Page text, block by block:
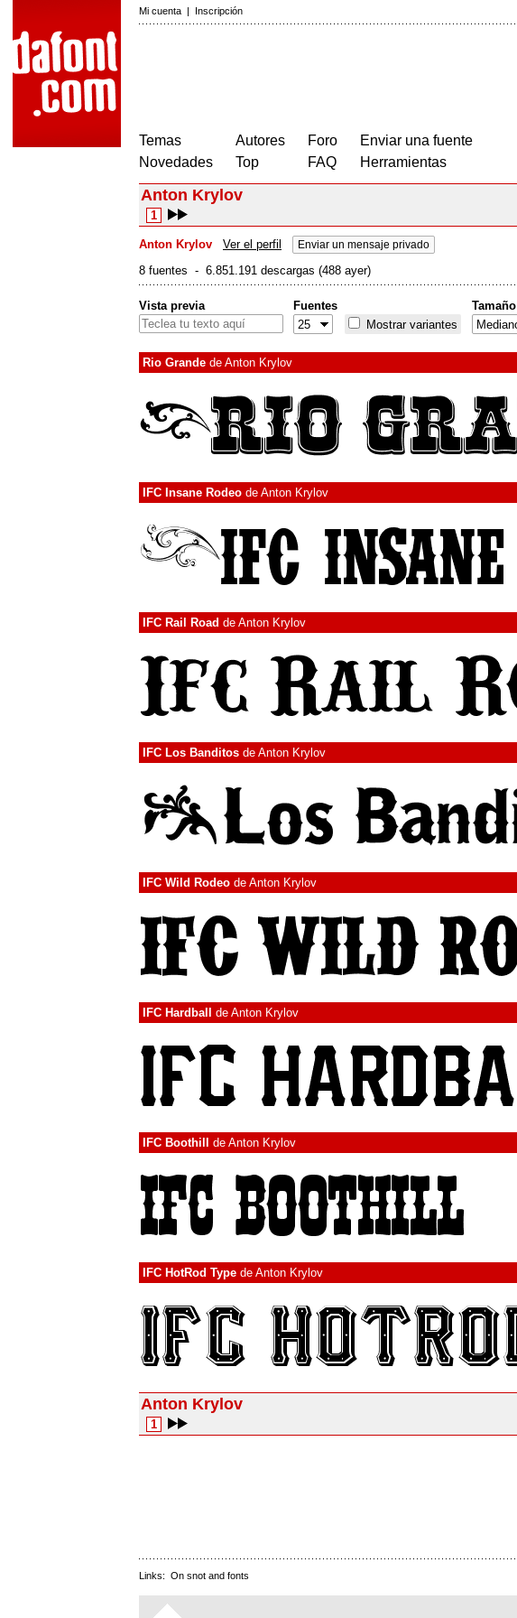
Mi cuenta | Inscripción
Temas
Novedades
Autores
Top
Foro
FAQ
Enviar una fuente
Herramientas
Anton Krylov
1
Anton Krylov Ver el perfil Enviar un mensaje privado
8 fuentes - 6.851.191 descargas (488 ayer)
Vista previa
Fuentes
Mostrar variantes
Tamaño
Rio Grande de Anton Krylov
IFC Insane Rodeo de Anton Krylov
IFC Rail Road de Anton Krylov
IFC Los Banditos de Anton Krylov
IFC Wild Rodeo de Anton Krylov
IFC Hardball de Anton Krylov
IFC Boothill de Anton Krylov
IFC HotRod Type de Anton Krylov
Anton Krylov
1
Links: On snot and fonts